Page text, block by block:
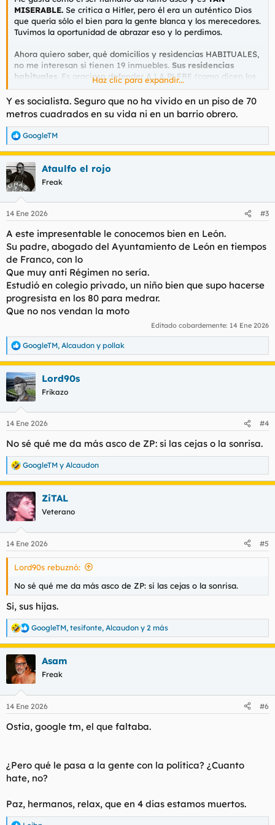
MISERABLE. Se critica a Hitler, pero él era un auténtico Dios
que quería sólo el bien para la gente blanca y los merecedores.
Tuvimos la oportunidad de abrazar eso y lo perdimos.
Ahora quiero saber, qué domicilios y residencias HABITUALES,
no me interesan si tienen 19 inmuebles. Sus residencias
habituales . Es gracioso defender A LA PLEBE (como dicen los
LLADOS), cuando tú vives como un rico. Ojalá pudiese tener la
capacidad de eliminarlos, en el fondo me siento muy frustrado
por eso. Por gentuza que no usa LA LÓGICA y el SENTIDO
COMÚN y sale a cortar cabezas. Joder realmente el ser
humano se ha convertido en algo tan manipulable
genéticamente como un perro?
Empiezo yo. Aviso no me interesan sus inmuebles que tienen,
que no son pocos, sino su residencias habituales, las que así
postran en sus DNIs, HIJO PUTAS:
El lujoso barrio de Madrid donde vive Zapatero: su casa cuesta
más de 2 millones de euros
Ver el archivos adjunto 195622
Haz clic para expandir...
Y es socialista. Seguro que no ha vivido en un piso de 70
metros cuadrados en su vida ni en un barrio obrero.
R
e
a
c
c
i
e
:
GoogleTM
Ataulfo el rojo
Freak
14 Ene 2026 #3
A este impresentable le conocemos bien en León.
Su padre, abogado del Ayuntamiento de León en tiempos
de Franco, con lo
Que muy anti Régimen no sería.
Estudió en colegio privado, un niño bien que supo hacerse
progresista en los 80 para medrar.
Que no nos vendan la moto
Editado cobardemente: 14 Ene 2026
R
e
a
c
c
i
e
:
GoogleTM, Alcaudon y pollak
Lord90s
Frikazo
14 Ene 2026 #4
No sé qué me da más asco de ZP: si las cejas o la sonrisa.
R
e
a
c
c
i
e
s
GoogleTM y Alcaudon
ZiTAL
Veterano
14 Ene 2026 #5
Lord90s rebuznó:
No sé qué me da más asco de ZP: si las cejas o la sonrisa.
Si, sus hijas.
R
e
a
i
e
:
GoogleTM, tesifonte, Alcaudon y 2 más
Asam
Freak
14 Ene 2026 #6
Ostia, google tm, el que faltaba.
¿Pero qué le pasa a la gente con la política? ¿Cuanto
hate, no?
Paz, hermanos, relax, que en 4 dias estamos muertos.